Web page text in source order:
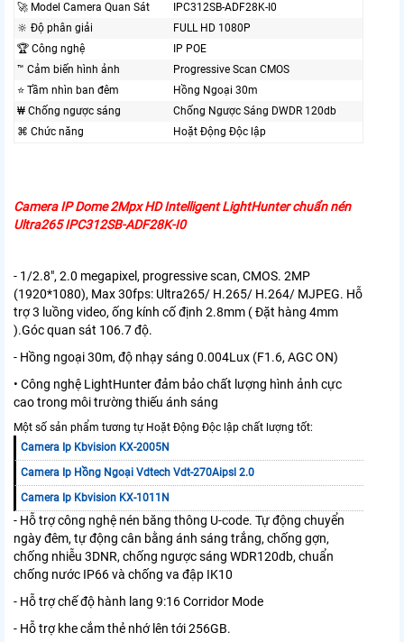
️🚀 Model Camera Quan Sát
IPC312SB-ADF28K-I0
🔆 Độ phân giải
FULL HD 1080P
🏆 Công nghệ
IP POE
™️ Cảm biến hình ảnh
Progressive Scan CMOS
⭐ Tầm nhìn ban đêm
Hồng Ngoại 30m
₩ Chống ngược sáng
Chống Ngược Sáng DWDR 120db
⌘ Chức năng
Hoặt Động Độc lập
Camera IP Dome 2Mpx HD Intelligent LightHunter chuẩn nén
Ultra265 IPC312SB-ADF28K-I0
- 1/2.8", 2.0 megapixel, progressive scan, CMOS. 2MP
(1920*1080), Max 30fps: Ultra265/ H.265/ H.264/ MJPEG. Hỗ
trợ 3 luồng video, ống kính cố định 2.8mm ( Đặt hàng 4mm
).Góc quan sát 106.7 độ.
- Hồng ngoại 30m, độ nhạy sáng 0.004Lux (F1.6, AGC ON)
• Công nghệ LightHunter đảm bảo chất lượng hình ảnh cực
cao trong môi trường thiếu ánh sáng
Một số sản phẩm tương tự Hoặt Động Độc lập chất lượng tốt:
Camera Ip Kbvision KX-2005N
Camera Ip Hồng Ngoại Vdtech Vdt-270Aipsl 2.0
Camera Ip Kbvision KX-1011N
- Hỗ trợ công nghệ nén băng thông U-code. Tự động chuyển
ngày đêm, tự động cân bằng ánh sáng trắng, chống gợn,
chống nhiễu 3DNR, chống ngược sáng WDR120db, chuẩn
chống nước IP66 và chống va đập IK10
- Hỗ trợ chế độ hành lang 9:16 Corridor Mode
- Hỗ trợ khe cắm thẻ nhớ lên tới 256GB.